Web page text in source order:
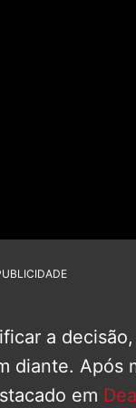
a
diante. Após
em